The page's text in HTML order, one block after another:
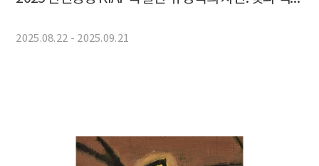
2025.08.22 - 2025.09.21